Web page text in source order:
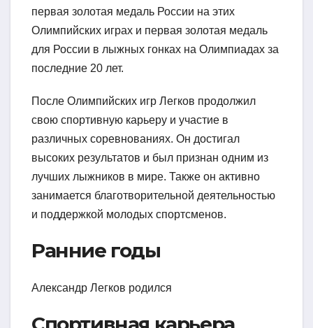
первая золотая медаль России на этих
Олимпийских играх и первая золотая медаль
для России в лыжных гонках на Олимпиадах за
последние 20 лет.
После Олимпийских игр Легков продолжил
свою спортивную карьеру и участие в
различных соревнованиях. Он достигал
высоких результатов и был признан одним из
лучших лыжников в мире. Также он активно
занимается благотворительной деятельностью
и поддержкой молодых спортсменов.
Ранние годы
Александр Легков родился